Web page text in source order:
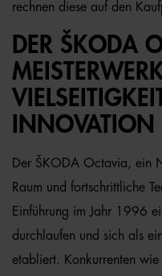
rechnen diese auf den
DER ŠKODA
INNOVATION
Der ŠKODA Octavia, ein
Raum und fortschrittliche
Einführung im Jahr 1996
durchlaufen und sich als
etabliert. Konkurrenten